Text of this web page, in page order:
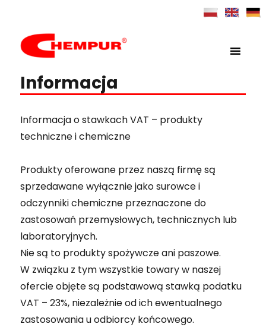
Chempur
Informacja
Informacja o stawkach VAT – produkty
techniczne i chemiczne
Produkty oferowane przez naszą firmę są
sprzedawane wyłącznie jako surowce i
odczynniki chemiczne przeznaczone do
zastosowań przemysłowych, technicznych lub
laboratoryjnych.
Nie są to produkty spożywcze ani paszowe.
W związku z tym wszystkie towary w naszej
ofercie objęte są podstawową stawką podatku
VAT – 23%, niezależnie od ich ewentualnego
zastosowania u odbiorcy końcowego.